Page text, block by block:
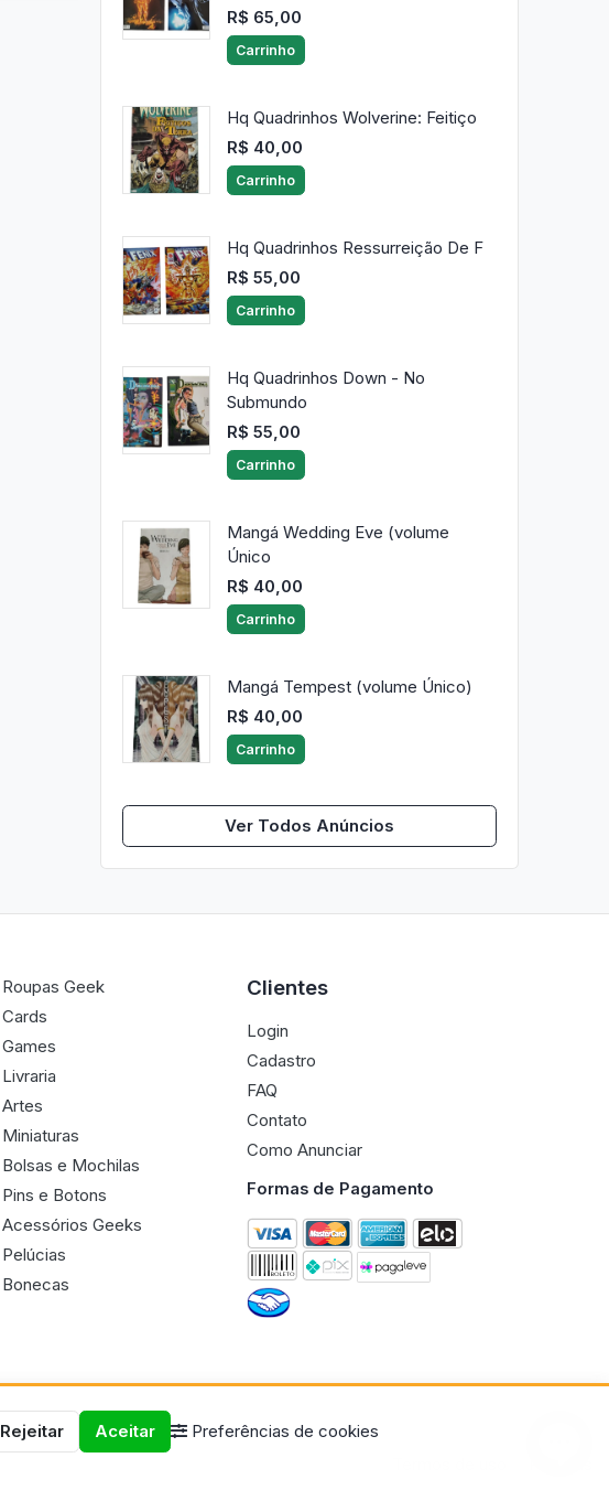
R$ 65,00
Carrinho
Hq Quadrinhos Wolverine: Feitiço
R$ 40,00
Carrinho
Hq Quadrinhos Ressurreição De F
R$ 55,00
Carrinho
Hq Quadrinhos Down - No
Submundo
R$ 55,00
Carrinho
Mangá Wedding Eve (volume
Único
R$ 40,00
Carrinho
Mangá Tempest (volume Único)
R$ 40,00
Carrinho
Ver Todos Anúncios
Rejeitar Aceitar Preferências de cookies
Roupas Geek
Cards
Games
Livraria
Artes
Miniaturas
Bolsas e Mochilas
Pins e Botons
Acessórios Geeks
Pelúcias
Bonecas
Clientes
Login
Cadastro
FAQ
Contato
Como Anunciar
Formas de Pagamento